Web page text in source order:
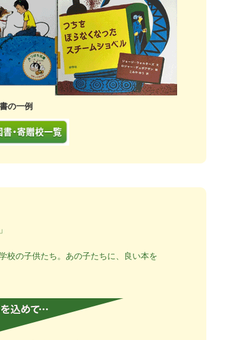
の一例
校の子供たち。あの子たちに、良い本を